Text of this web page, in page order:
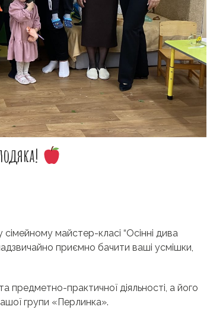
майстер-класі “Осінні дива
приємно бачити ваші усмішки,
предметно-практичної діяльності, а його
групи «Перлинка».